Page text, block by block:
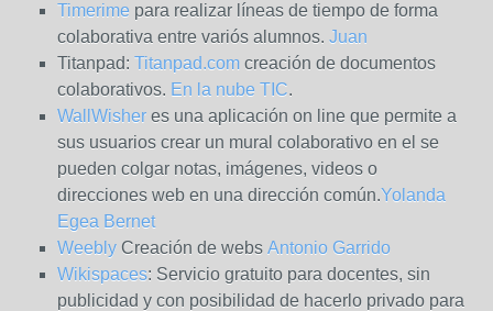
Timerime para realizar líneas de tiempo de forma
colaborativa entre variós alumnos. Juan
Titanpad: Titanpad.com creación de documentos
colaborativos. En la nube TIC.
WallWisher es una aplicación on line que permite a
sus usuarios crear un mural colaborativo en el se
pueden colgar notas, imágenes, videos o
direcciones web en una dirección común.Yolanda
Egea Bernet
Weebly Creación de webs Antonio Garrido
Wikispaces: Servicio gratuito para docentes, sin
publicidad y con posibilidad de hacerlo privado para